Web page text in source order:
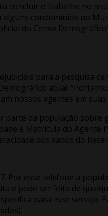
concluir o trabalho no
alguns condomínios no
do Censo
para a pesquisa
atual.
nossos agentes em
parte da população
e Matrícula do
dos dados do
Por esse telefone a
e pode ser feita de
para esse